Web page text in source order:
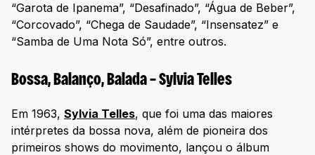
“Garota de Ipanema”, “Desafinado”, “Água de Beber”,
“Corcovado”, “Chega de Saudade”, “Insensatez” e
“Samba de Uma Nota Só”, entre outros.
Bossa, Balanço, Balada – Sylvia Telles
Em 1963, Sylvia Telles, que foi uma das maiores
intérpretes da bossa nova, além de pioneira dos
primeiros shows do movimento, lançou o álbum